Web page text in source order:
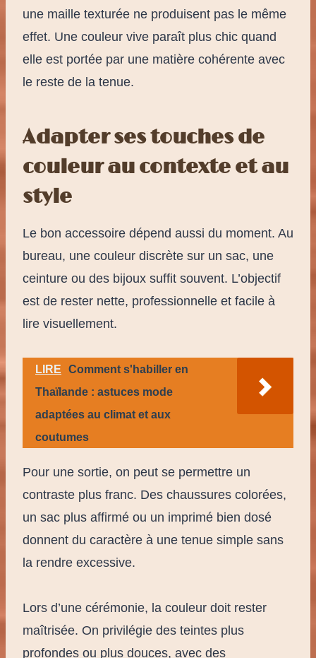
une maille texturée ne produisent pas le même
effet. Une couleur vive paraît plus chic quand
elle est portée par une matière cohérente avec
le reste de la tenue.
Adapter ses touches de
couleur au contexte et au
style
Le bon accessoire dépend aussi du moment. Au
bureau, une couleur discrète sur un sac, une
ceinture ou des bijoux suffit souvent. L’objectif
est de rester nette, professionnelle et facile à
lire visuellement.
LIRE
Comment s'habiller en
Thaïlande : astuces mode
adaptées au climat et aux
coutumes
Pour une sortie, on peut se permettre un
contraste plus franc. Des chaussures colorées,
un sac plus affirmé ou un imprimé bien dosé
donnent du caractère à une tenue simple sans
la rendre excessive.
Lors d’une cérémonie, la couleur doit rester
maîtrisée. On privilégie des teintes plus
profondes ou plus douces, avec des